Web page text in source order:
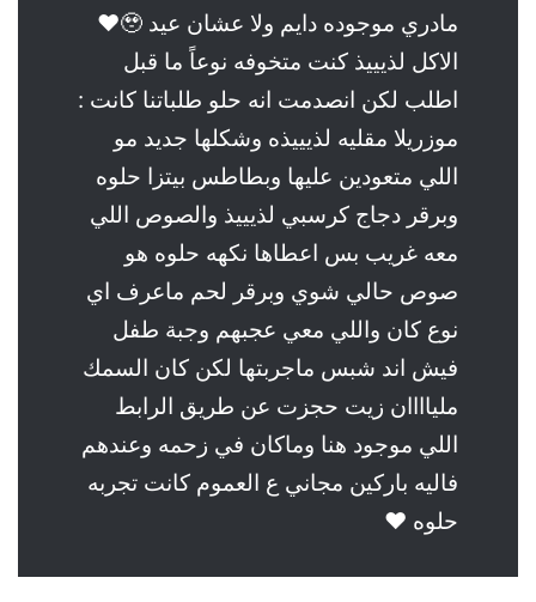
مادري موجوده دايم ولا عشان عيد 🥹♥️
الاكل لذيييذ كنت متخوفه نوعاً ما قبل
اطلب لكن انصدمت انه حلو طلباتنا كانت :
موزريلا مقليه لذيييذه وشكلها جديد مو
اللي متعودين عليها وبطاطس بيتزا حلوه
وبرقر دجاج كرسبي لذيييذ والصوص اللي
معه غريب بس اعطاها نكهه حلوه هو
صوص حالي شوي وبرقر لحم ماعرف اي
نوع كان واللي معي عجبهم وجبة طفل
فيش اند شبس ماجربتها لكن كان السمك
ملياااان زيت حجزت عن طريق الرابط
اللي موجود هنا وماكان في زحمه وعندهم
فاليه باركين مجاني ع العموم كانت تجربه
حلوه ♥️